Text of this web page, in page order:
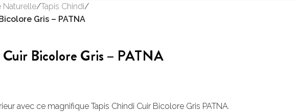
Naturelle/Tapis Chindi/
Gris – PATNA
Cuir Bicolore Gris – PATNA
avec ce magnifique Tapis Chindi Cuir Bicolore Gris PATNA.